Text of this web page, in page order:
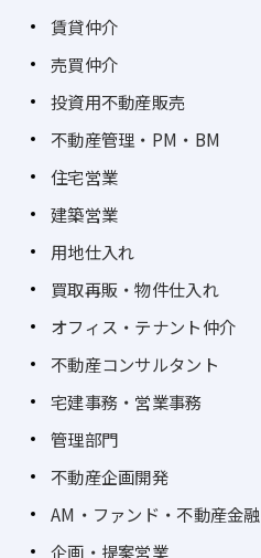
賃貸仲介
売買仲介
投資用不動産販売
不動産管理・PM・BM
住宅営業
建築営業
用地仕入れ
買取再販・物件仕入れ
オフィス・テナント仲介
不動産コンサルタント
宅建事務・営業事務
管理部門
不動産企画開発
AM・ファンド・不動産金融
企画・提案営業